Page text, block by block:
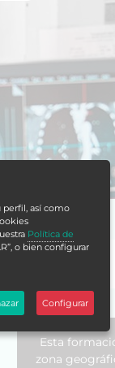
Esta
zona
perfil, así como
Política de
o bien configurar
Configurar